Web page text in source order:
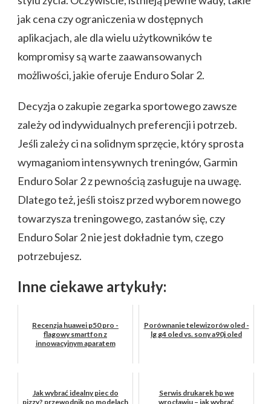
jak cena czy ograniczenia w dostępnych
aplikacjach, ale dla wielu użytkowników te
kompromisy są warte zaawansowanych
możliwości, jakie oferuje Enduro Solar 2.
Decyzja o zakupie zegarka sportowego zawsze
zależy od indywidualnych preferencji i potrzeb.
Jeśli zależy ci na solidnym sprzęcie, który sprosta
wymaganiom intensywnych treningów, Garmin
Enduro Solar 2 z pewnością zasługuje na uwagę.
Dlatego też, jeśli stoisz przed wyborem nowego
towarzysza treningowego, zastanów się, czy
Enduro Solar 2 nie jest dokładnie tym, czego
potrzebujesz.
Inne ciekawe artykuły:
Recenzja huawei p50 pro -
flagowy smartfon z
innowacyjnym aparatem
Porównanie telewizorów oled -
lg g4 oled vs. sony a90j oled
Jak wybrać idealny piec do
pizzy? przewodnik po modelach
Serwis drukarek hp we
wrocławiu – jak wybrać